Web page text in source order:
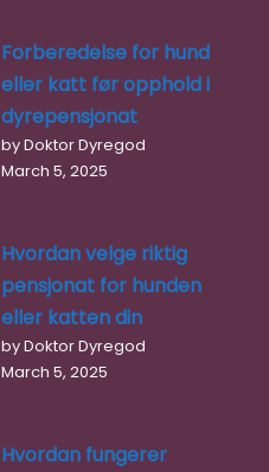
Forberedelse for hund
eller katt før opphold i
dyrepensjonat
by Doktor Dyregod
March 5, 2025
Hvordan velge riktig
pensjonat for hunden
eller katten din
by Doktor Dyregod
March 5, 2025
Hvordan fungerer